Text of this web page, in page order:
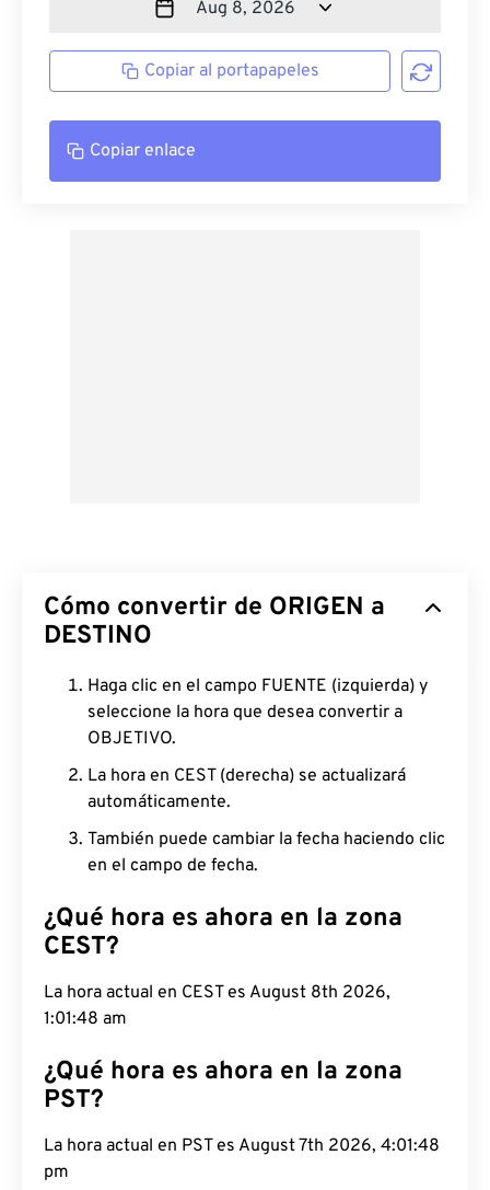
Copiar al portapapeles
Copiar enlace
Cómo convertir de ORIGEN a
DESTINO
Haga clic en el campo FUENTE (izquierda) y
seleccione la hora que desea convertir a
OBJETIVO.
La hora en CEST (derecha) se actualizará
automáticamente.
También puede cambiar la fecha haciendo clic
en el campo de fecha.
¿Qué hora es ahora en la zona
CEST?
La hora actual en CEST es August 8th 2026,
1:01:49 am
¿Qué hora es ahora en la zona
PST?
La hora actual en PST es August 7th 2026, 4:01:49
pm